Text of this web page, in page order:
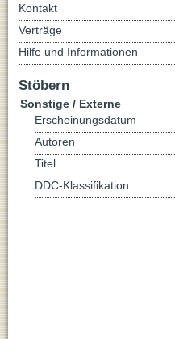
Kontakt
Verträge
Hilfe und Informationen
Stöbern
Sonstige / Externe
Erscheinungsdatum
Autoren
Titel
DDC-Klassifikation